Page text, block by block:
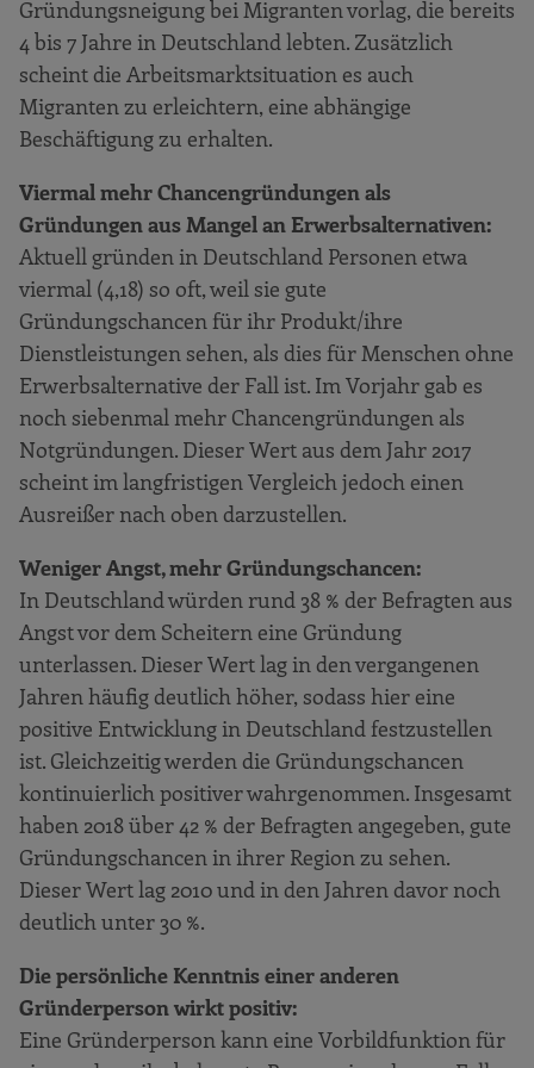
Neues aus dem deutschen GEM-Team
Anhang: GEM 2018 - Konzept, Methodik, Daten
Die empirische Basis des GEM
Expertenbefragung NES
Zitierte Literatur und Quellen
GEM Publikationen
Am GEM beteiligte Länder im Jahre 2018
Die Autoren des GEM-Länderberichts
Deutschland
Gründungsneigung bei Migranten vorlag, die bereits
4 bis 7 Jahre in Deutschland lebten. Zusätzlich
scheint die Arbeitsmarktsituation es auch
Migranten zu erleichtern, eine abhängige
Beschäftigung zu erhalten.
Viermal mehr Chancengründungen als
Gründungen aus Mangel an Erwerbsalternativen:
Aktuell gründen in Deutschland Personen etwa
viermal (4,18) so oft, weil sie gute
Gründungschancen für ihr Produkt/ihre
Dienstleistungen sehen, als dies für Menschen ohne
Erwerbsalternative der Fall ist. Im Vorjahr gab es
noch siebenmal mehr Chancengründungen als
Notgründungen. Dieser Wert aus dem Jahr 2017
scheint im langfristigen Vergleich jedoch einen
Ausreißer nach oben darzustellen.
Weniger Angst, mehr Gründungschancen:
In Deutschland würden rund 38 % der Befragten aus
Angst vor dem Scheitern eine Gründung
unterlassen. Dieser Wert lag in den vergangenen
Jahren häufig deutlich höher, sodass hier eine
positive Entwicklung in Deutschland festzustellen
ist. Gleichzeitig werden die Gründungschancen
kontinuierlich positiver wahrgenommen. Insgesamt
haben 2018 über 42 % der Befragten angegeben, gute
Gründungschancen in ihrer Region zu sehen.
Dieser Wert lag 2010 und in den Jahren davor noch
deutlich unter 30 %.
Die persönliche Kenntnis einer anderen
Gründerperson wirkt positiv:
Eine Gründerperson kann eine Vorbildfunktion für